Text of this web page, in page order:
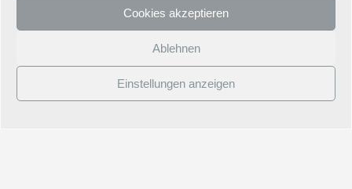
Cookies akzeptieren
Ablehnen
Einstellungen anzeigen